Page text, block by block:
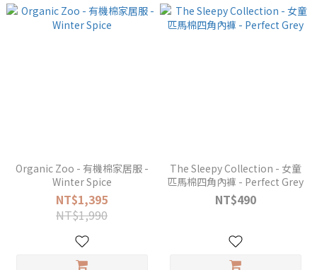
Organic Zoo - 有機棉家居服 -
Winter Spice
NT$1,395
NT$1,990
The Sleepy Collection - 女童
匹馬棉四角內褲 - Perfect Grey
NT$490